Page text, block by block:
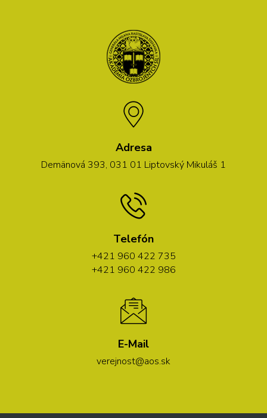
Adresa
Demänová 393, 031 01 Liptovský Mikuláš 1
Telefón
+421 960 422 735
+421 960 422 986
E-Mail
verejnost@aos.sk